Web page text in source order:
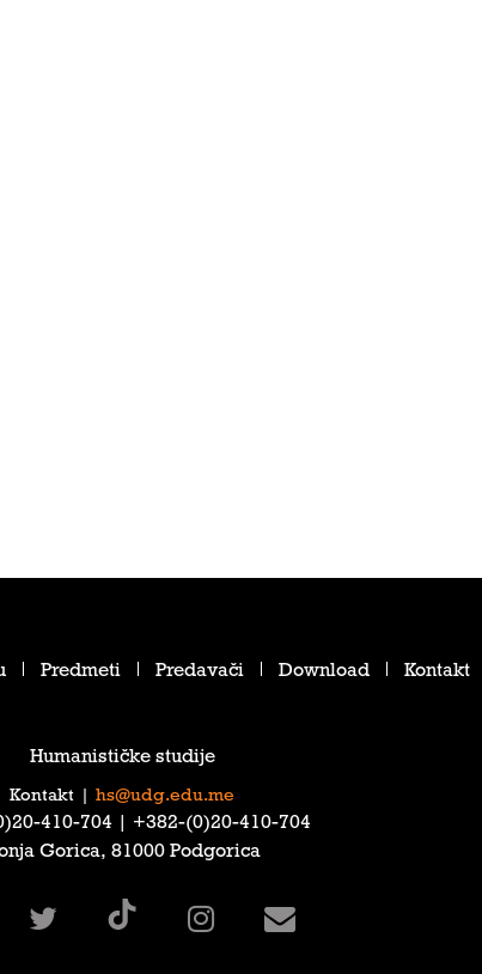
Predmeti Predavači Download Kontakt
Humanističke studije
Kontakt hs@udg.edu.me
410-704‎ | ‎+382-(0)20-410-704‎
Gorica, 81000 Podgorica